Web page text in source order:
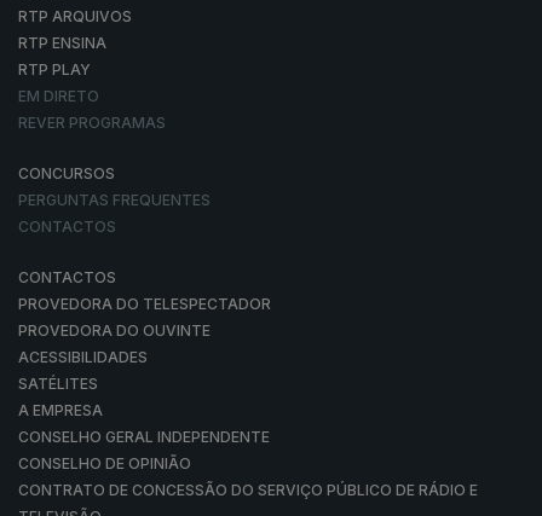
RTP ARQUIVOS
RTP ENSINA
RTP PLAY
EM DIRETO
REVER PROGRAMAS
CONCURSOS
PERGUNTAS FREQUENTES
CONTACTOS
CONTACTOS
PROVEDORA DO TELESPECTADOR
PROVEDORA DO OUVINTE
ACESSIBILIDADES
SATÉLITES
A EMPRESA
CONSELHO GERAL INDEPENDENTE
CONSELHO DE OPINIÃO
CONTRATO DE CONCESSÃO DO SERVIÇO PÚBLICO DE RÁDIO E